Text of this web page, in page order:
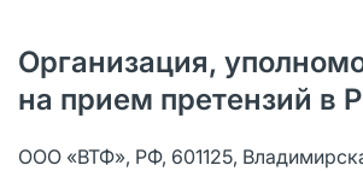
Организация,
на прием претензий в
ООО «ВТФ», РФ, 601125,